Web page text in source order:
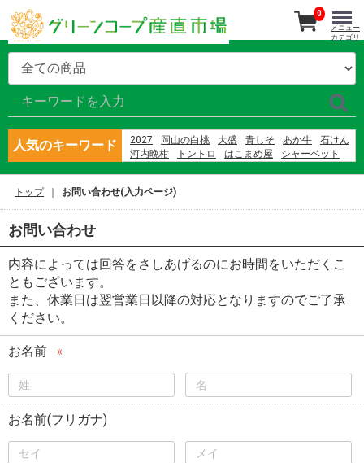
人気のキーワード 2027 岡山の白桃 大盛 青しそ あか牛
石けん
河内晩柑
トントロ はこまめ屋
シャーベット
アーム農園
0
メニュー
カテゴリ
トップ お問い合わせ(入力ページ)
お問い合わせ
内容によっては回答をさしあげるのにお時間をいただくこ
ともございます。
また、休業日は翌営業日以降の対応となりますのでご了承
ください。
お名前 ※
お名前(フリガナ)